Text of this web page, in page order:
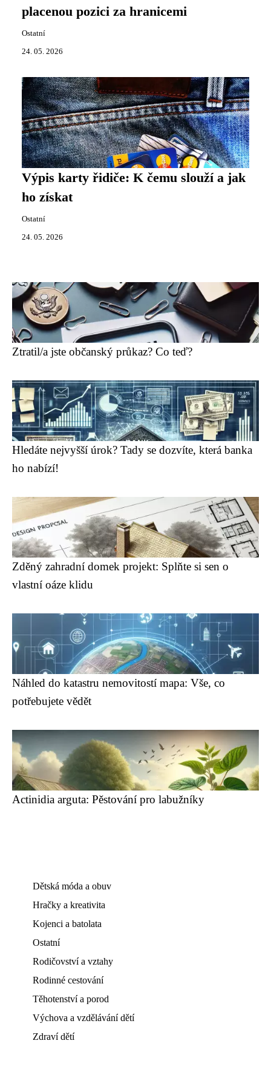
placenou pozici za hranicemi
Ostatní
24. 05. 2026
Výpis karty řidiče: K čemu slouží a jak
ho získat
Ostatní
24. 05. 2026
Ztratil/a jste občanský průkaz? Co teď?
Hledáte nejvyšší úrok? Tady se dozvíte, která banka
ho nabízí!
Zděný zahradní domek projekt: Splňte si sen o
vlastní oáze klidu
Náhled do katastru nemovitostí mapa: Vše, co
potřebujete vědět
Actinidia arguta: Pěstování pro labužníky
Dětská móda a obuv
Hračky a kreativita
Kojenci a batolata
Ostatní
Rodičovství a vztahy
Rodinné cestování
Těhotenství a porod
Výchova a vzdělávání dětí
Zdraví dětí